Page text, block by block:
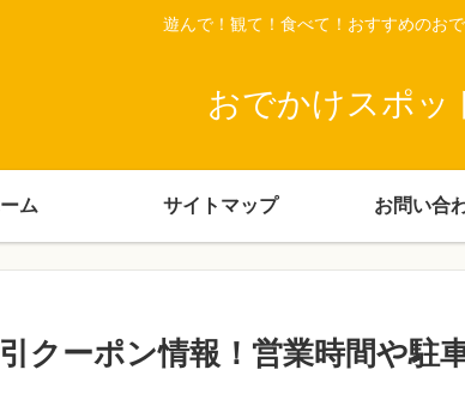
遊んで！観て！食べて！おすすめのお
おでかけスポッ
ム サイトマップ お問い合
クーポン情報！営業時間や駐